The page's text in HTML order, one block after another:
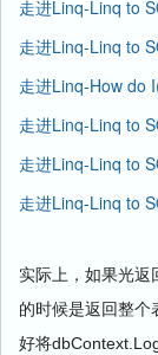
走进Linq-Linq to
走进Linq-Linq to
走进Linq-How do
走进Linq-Linq to
走进Linq-Linq to
走进Linq-Linq to
实际上，如果光返
的时候是返回整个
好将